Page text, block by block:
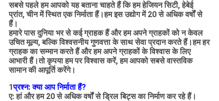
सबसे पहले हम आपको यह बताना चाहते हैं कि हम हेजियन सिटी, हेबेई
प्रांत, चीन में स्थित एक निर्माता हैं।हम इस उद्योग में 20 से अधिक वर्षों से
हैं।
हमारे पास दुनिया भर से कई ग्राहक हैं और हम अपने ग्राहकों को न केवल
उचित मूल्य, बल्कि विश्वसनीय गुणवत्ता के साथ सेवा प्रदान करते हैं।हम हर
ग्राहक का सम्मान करते हैं और हम अपने ग्राहकों के विश्वास के लिए
आभारी हैं।तो कृपया हम पर विश्वास करें, हम आपको सबसे वास्तविक
सामान की आपूर्ति करेंगे।
1प्रश्न: क्या आप निर्माता हैं?
ए: हां और हम 20 से अधिक वर्षों से ड्रिल बिट्स का निर्माण कर रहे हैं।